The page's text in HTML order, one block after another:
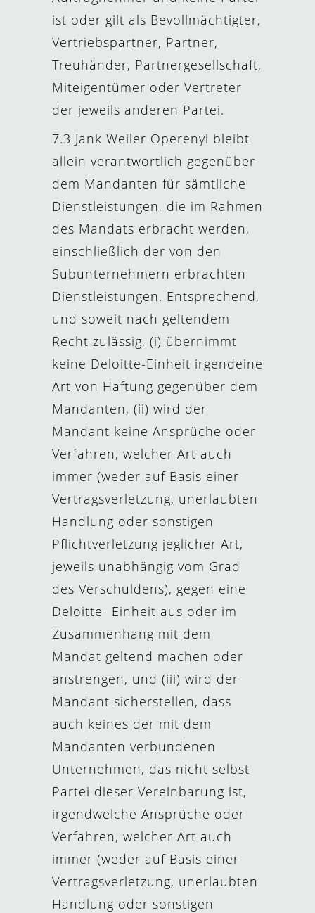
ist oder gilt als Bevollmächtigter,
Vertriebspartner, Partner,
Treuhänder, Partnergesellschaft,
Miteigentümer oder Vertreter
der jeweils anderen Partei.
7.3 Jank Weiler Operenyi bleibt
allein verantwortlich gegenüber
dem Mandanten für sämtliche
Dienstleistungen, die im Rahmen
des Mandats erbracht werden,
einschließlich der von den
Subunternehmern erbrachten
Dienstleistungen. Entsprechend,
und soweit nach geltendem
Recht zulässig, (i) übernimmt
keine Deloitte-Einheit irgendeine
Art von Haftung gegenüber dem
Mandanten, (ii) wird der
Mandant keine Ansprüche oder
Verfahren, welcher Art auch
immer (weder auf Basis einer
Vertragsverletzung, unerlaubten
Handlung oder sonstigen
Pflichtverletzung jeglicher Art,
jeweils unabhängig vom Grad
des Verschuldens), gegen eine
Deloitte- Einheit aus oder im
Zusammenhang mit dem
Mandat geltend machen oder
anstrengen, und (iii) wird der
Mandant sicherstellen, dass
auch keines der mit dem
Mandanten verbundenen
Unternehmen, das nicht selbst
Partei dieser Vereinbarung ist,
irgendwelche Ansprüche oder
Verfahren, welcher Art auch
immer (weder auf Basis einer
Vertragsverletzung, unerlaubten
Handlung oder sonstigen